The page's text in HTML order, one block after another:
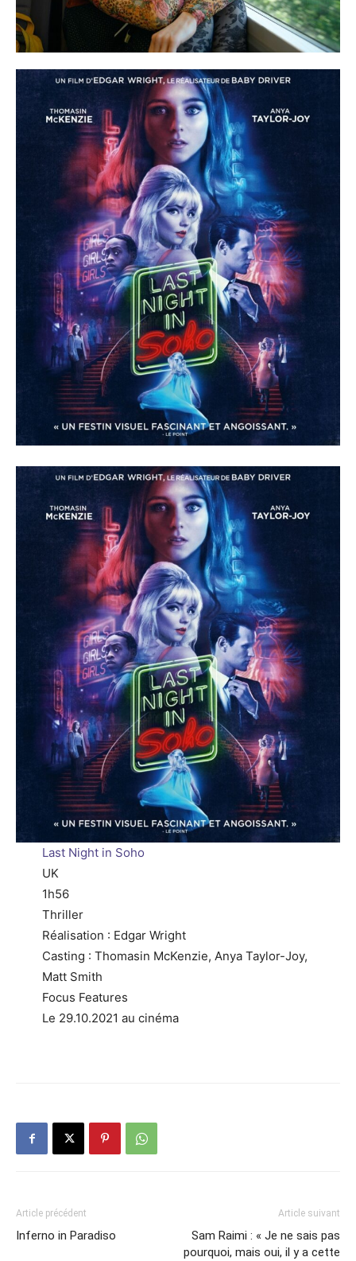
Last Night in Soho
UK
1h56
Thriller
Réalisation : Edgar Wright
Casting : Thomasin McKenzie, Anya Taylor-Joy,
Matt Smith
Focus Features
Le 29.10.2021 au cinéma
Article précédent
Inferno in Paradiso
Article suivant
Sam Raimi : « Je ne sais pas
pourquoi, mais oui, il y a cette